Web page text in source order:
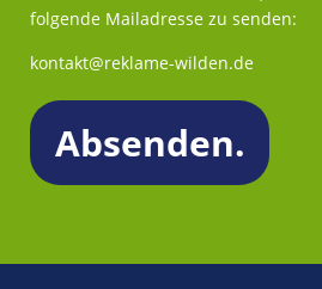
folgende Mailadresse zu senden:
kontakt@reklame-wilden.de